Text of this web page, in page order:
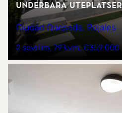
underbara uteplatser
Ciudad Quesada, Rojales
2 sovrum 79 kvm €359 000